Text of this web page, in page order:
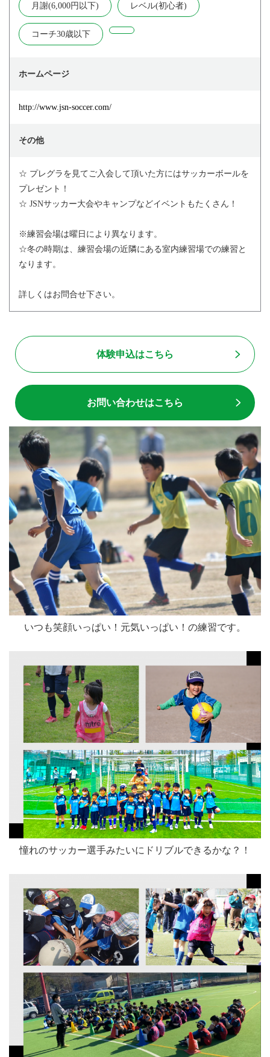
月謝(6,000円以下) レベル(初心者)
コーチ30歳以下
ホームページ
http://www.jsn-soccer.com/
その他
☆ プレグラを見てご入会して頂いた方にはサッカーボールを
プレゼント！
☆ JSNサッカー大会やキャンプなどイベントもたくさん！
※練習会場は曜日により異なります。
☆冬の時期は、練習会場の近隣にある室内練習場での練習と
なります。
詳しくはお問合せ下さい。
体験申込はこちら
お問い合わせはこちら
いつも笑顔いっぱい！元気いっぱい！の練習です。
憧れのサッカー選手みたいにドリブルできるかな？！